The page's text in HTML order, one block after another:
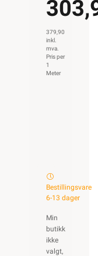
379,90
inkl.
mva.
Pris per
1
Meter
Bestillingsvare
6-13 dager
Min
butikk
ikke
valgt,